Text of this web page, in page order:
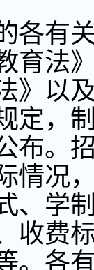
各有
育法
》以
定，
布。
情况
、学
收费
。各